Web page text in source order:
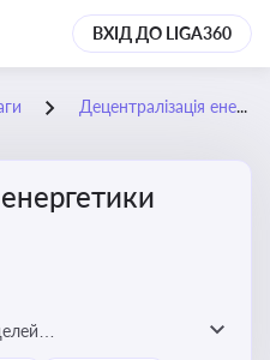
ВХІД ДО LIGA360
Децентралізація енергетики